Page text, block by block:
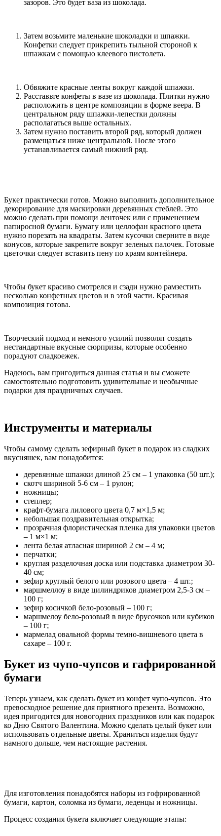
зазоров. Это будет ваза из шоколада.
Затем возьмите маленькие шоколадки и шпажки.
Конфетки следует прикрепить тыльной стороной к
шпажкам с помощью клеевого пистолета.
Обвяжите красные ленты вокруг каждой шпажки.
Расставьте конфеты в вазе из шоколада. Плитки нужно
расположить в центре композиции в форме веера. В
центральном ряду шпажки-лепестки должны
располагаться выше остальных.
Затем нужно поставить второй ряд, который должен
размещаться ниже центральной. После этого
устанавливается самый нижний ряд.
Букет практически готов. Можно выполнить дополнительное
декорирование для маскировки деревянных стеблей. Это
можно сделать при помощи ленточек или с применением
папиросной бумаги. Бумагу или целлофан красного цвета
нужно порезать на квадраты. Затем кусочки сверните в виде
конусов, которые закрепите вокруг зеленых палочек. Готовые
цветочки следует вставить пену по краям контейнера.
Чтобы букет красиво смотрелся и сзади нужно рамзестить
несколько конфетных цветов и в этой части. Красивая
композиция готова.
Творческий подход и немного усилий позволят создать
нестандартные вкусные сюрпризы, которые особенно
порадуют сладкоежек.
Надеюсь, вам пригодиться данная статья и вы сможете
самостоятельно подготовить удивительные и необычные
подарки для праздничных случаев.
Инструменты и материалы
Чтобы самому сделать зефирный букет в подарок из сладких
вкусняшек, вам понадобится:
деревянные шпажки длиной 25 см – 1 упаковка (50 шт.);
скотч шириной 5-6 см – 1 рулон;
ножницы;
степлер;
крафт-бумага лилового цвета 0,7 м×1,5 м;
небольшая поздравительная открытка;
прозрачная флористическая пленка для упаковки цветов
– 1 м×1 м;
лента белая атласная шириной 2 см – 4 м;
перчатки;
круглая разделочная доска или подставка диаметром 30-
40 см;
зефир круглый белого или розового цвета – 4 шт.;
маршмеллоу в виде цилиндриков диаметром 2,5-3 см –
100 г;
зефир косичкой бело-розовый – 100 г;
маршмелоу бело-розовый в виде брусочков или кубиков
– 100 г;
мармелад овальной формы темно-вишневого цвета в
сахаре – 100 г.
Букет из чупо-чупсов и гафрированной
бумаги
Теперь узнаем, как сделать букет из конфет чупо-чупсов. Это
превосходное решение для приятного презента. Возможно,
идея пригодится для новогодних праздников или как подарок
ко Дню Святого Валентина. Можно сделать целый букет или
использовать отдельные цветы. Храниться изделия будут
намного дольше, чем настоящие растения.
Для изготовления понадобятся наборы из гофрированной
бумаги, картон, соломка из бумаги, леденцы и ножницы.
Процесс создания букета включает следующие этапы: